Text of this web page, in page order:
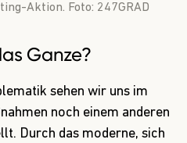
Aktion. Foto: 247GRAD
Ganze?
sehen wir uns im
noch einem anderen
Durch das moderne, sich